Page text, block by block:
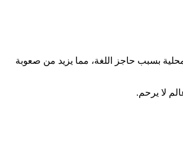
بسبب حاجز اللغة، مما يزيد من صعوبة
لا يرحم.